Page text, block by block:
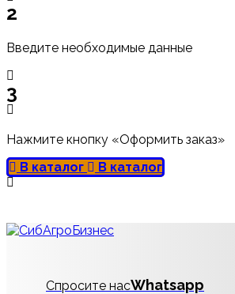
2
Введите необходимые данные
3
Нажмите кнопку «Оформить заказ»
В каталог
В каталог
Спросите насWhatsapp